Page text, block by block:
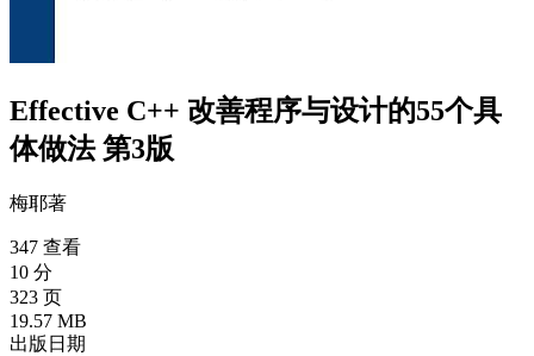
Effective C++ 改善程序与设计的55个具
体做法 第3版
梅耶著
347 查看
10 分
323 页
19.57 MB
出版日期